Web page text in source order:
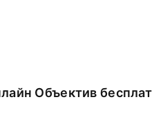
Объектив